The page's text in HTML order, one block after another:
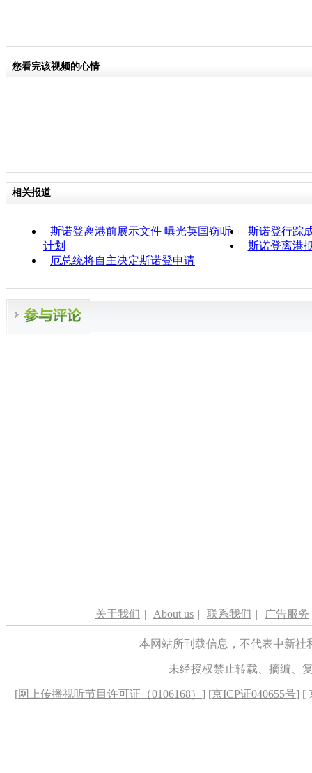
您看完该视频的心情
相关报道
斯诺登离港前展示文件 曝光英国窃听
计划
斯诺登行踪
斯诺登离港
厄总统将自主决定斯诺登申请
关于我们 | About us | 联系我们 | 广告服务
本网站所刊载信息，不代表中新
未经授权禁止转载、摘编、
[网上传播视听节目许可证（0106168） ] [京ICP证040655号] [